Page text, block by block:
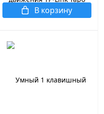
В корзину